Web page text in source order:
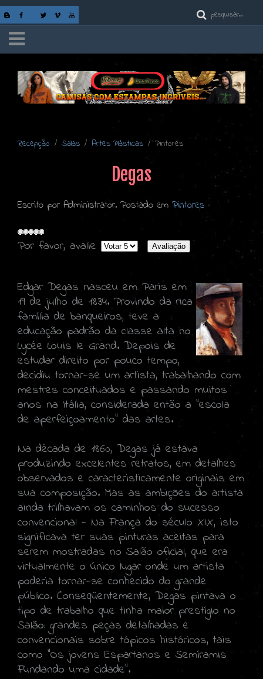
Recepção Salas Artes Plásticas Pintores
Degas
Escrito por Administrator. Postado em Pintores
Por favor, avalie
Edgar Degas nasceu em Paris em
19 de julho de 1834. Provindo da rica
família de banqueiros, teve a
educação padrão da classe alta no
Lycée Louis le Grand. Depois de
estudar direito por pouco tempo,
decidiu tornar-se um artista, trabalhando com
mestres conceituados e passando muitos
anos na Itália, considerada então a "escola
de aperfeiçoamento" das artes.
Na década de 1860, Degas já estava
produzindo excelentes retratos, em detalhes
observados e caracteristicamente originais em
sua composição. Mas as ambições do artista
ainda trilhavam os caminhos do sucesso
convencional - Na França do século XIX, isto
significava ter suas pinturas aceitas para
serem mostradas no Salão oficial, que era
virtualmente o único lugar onde um artista
poderia tornar-se conhecido do grande
público. Conseqüentemente, Degas pintava o
tipo de trabalho que tinha maior prestígio no
Salão: grandes peças detalhadas e
convencionais sobre tópicos históricos, tais
como "Os jovens Espartanos e Semíramis
Fundando uma cidade".